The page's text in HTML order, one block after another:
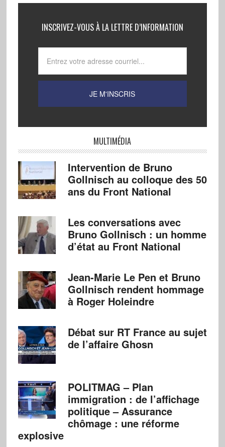
INSCRIVEZ-VOUS À LA LETTRE D’INFORMATION
MULTIMÉDIA
Intervention de Bruno
Gollnisch au colloque des 50
ans du Front National
Les conversations avec
Bruno Gollnisch : un homme
d’état au Front National
Jean-Marie Le Pen et Bruno
Gollnisch rendent hommage
à Roger Holeindre
Débat sur RT France au sujet
de l’affaire Ghosn
POLITMAG – Plan
immigration : de l’affichage
politique – Assurance
chômage : une réforme
explosive